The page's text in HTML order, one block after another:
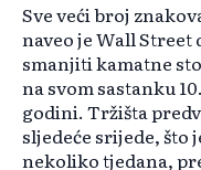
Sve veći broj
naveo je Wall Street
smanjiti kamatne
na svom sastanku
godini. Tržišta
sljedeće srijede, što
nekoliko tjedana,